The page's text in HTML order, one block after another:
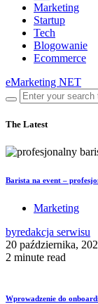
Marketing
Startup
Tech
Blogowanie
Ecommerce
eMarketing NET
The Latest
Barista na event –
Marketing
byredakcja serwisu
20 października,
2 minute read
Wprowadzenie do